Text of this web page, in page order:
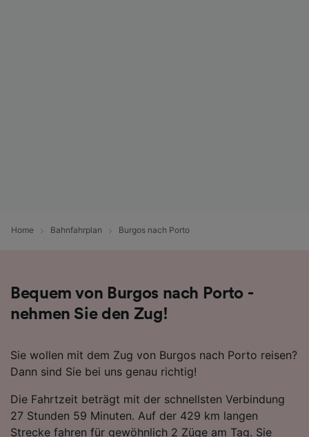
Home Bahnfahrplan Burgos nach Porto
Bequem von Burgos nach Porto -
nehmen Sie den Zug!
Sie wollen mit dem Zug von Burgos nach Porto reisen?
Dann sind Sie bei uns genau richtig!
Die Fahrtzeit beträgt mit der schnellsten Verbindung
27 Stunden 59 Minuten. Auf der 429 km langen
Strecke fahren für gewöhnlich 2 Züge am Tag. Sie
Inhalten, Zielgruppenforschung sowie